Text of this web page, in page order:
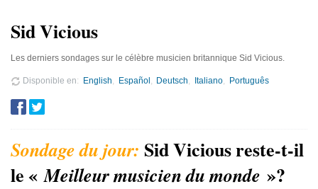
Sid Vicious
Les derniers sondages sur le célèbre musicien britannique Sid Vicious.
Disponible en English Español Deutsch Italiano Português
Sid Vicious reste-t-il
le «Meilleur musicien du monde »?